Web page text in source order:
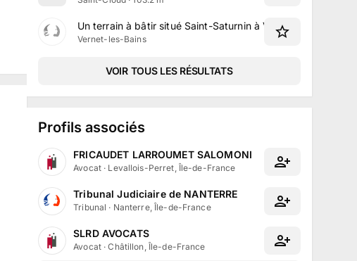
Un terrain à bâtir situé Saint-Saturnin à Vernet-les-Bains
Vernet-les-Bains
VOIR TOUS LES RÉSULTATS
Profils associés
FRICAUDET LARROUMET SALOMONI
Avocat · Levallois-Perret, Île-de-France
Tribunal Judiciaire de NANTERRE
Tribunal · Nanterre, Île-de-France
SLRD AVOCATS
Avocat ·Châtillon, Île-de-France